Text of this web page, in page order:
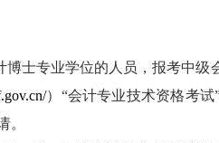
士专业学位的人员，报考中
） “会计专业技术资格考试
。